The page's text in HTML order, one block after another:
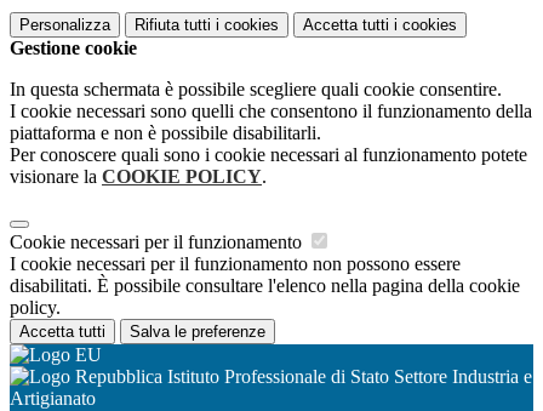
Personalizza Rifiuta tutti i cookies Accetta tutti i cookies
Gestione cookie
In questa schermata è possibile scegliere quali cookie consentire.
I cookie necessari sono quelli che consentono il funzionamento della
piattaforma e non è possibile disabilitarli.
Per conoscere quali sono i cookie necessari al funzionamento potete
visionare la COOKIE POLICY.
Cookie necessari per il funzionamento
I cookie necessari per il funzionamento non possono essere
disabilitati. È possibile consultare l'elenco nella pagina della cookie
policy.
Accetta tutti Salva le preferenze
Istituto Professionale di Stato Settore Industria e
Artigianato